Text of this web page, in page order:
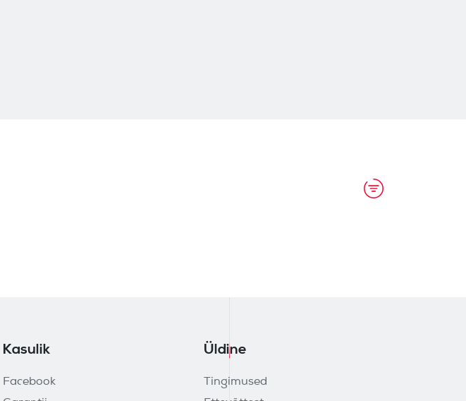
Kasulik
Facebook
Üldine
Tingimused